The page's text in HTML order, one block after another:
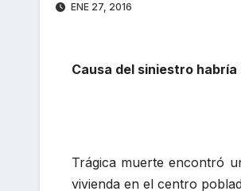
ENE 27, 2016
Causa del siniestro
Trágica muerte encontró
vivienda en el centro